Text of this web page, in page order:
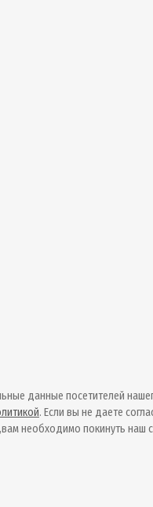
данные посетителей
. Если вы не даете
необходимо покинуть наш